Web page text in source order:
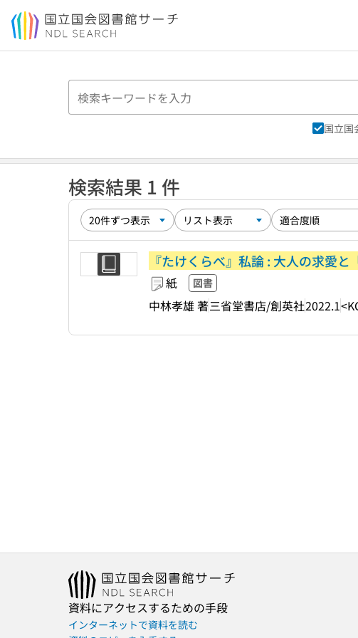
本文へ移動
国立国
検索結果 1 件
『たけくらべ』私論 : 大人の求愛
紙 図書
中林孝雄 著三省堂書店/創英社2022.1
資料にアクセスするための手段
インターネットで資料を読む